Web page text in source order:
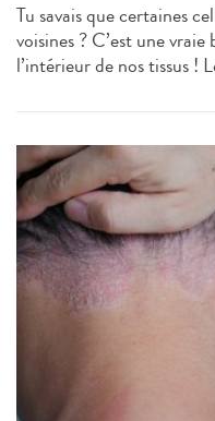
Tu savais que certaines
voisines ? C’est une
l’intérieur de nos tissus !